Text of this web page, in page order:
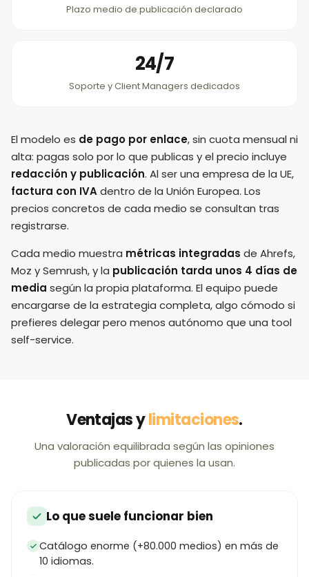
Plazo medio de publicación declarado
24/7
Soporte y Client Managers dedicados
El modelo es de pago por enlace, sin cuota mensual ni
alta: pagas solo por lo que publicas y el precio incluye
redacción y publicación. Al ser una empresa de la UE,
factura con IVAdentro de la Unión Europea. Los
precios concretos de cada medio se consultan tras
registrarse.
Cada medio muestra métricas integradas de Ahrefs,
Moz y Semrush, y la publicación tarda unos 4 días de
media según la propia plataforma. El equipo puede
encargarse de la estrategia completa, algo cómodo si
prefieres delegar pero menos autónomo que una tool
self-service.
Ventajas ylimitaciones.
Una valoración equilibrada según las opiniones
publicadas por quienes la usan.
Lo que suele funcionar bien
Catálogo enorme (+80.000 medios) en más de
10 idiomas.